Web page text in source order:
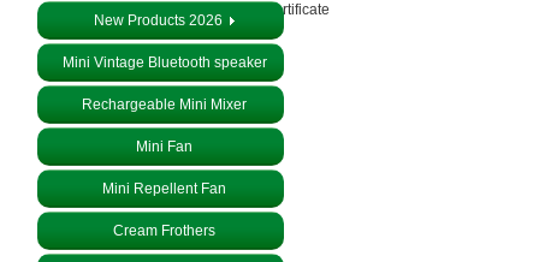
Certificate
New Products 2026
Mini Vintage Bluetooth speaker
Rechargeable Mini Mixer
Mini Fan
Mini Repellent Fan
Cream Frothers